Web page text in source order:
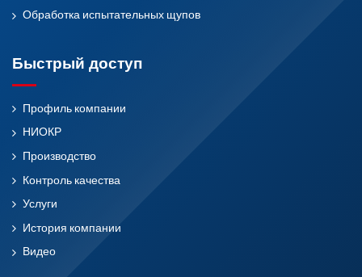
Обработка испытательных щупов
Быстрый доступ
Профиль компании
НИОКР
Производство
Контроль качества
Услуги
История компании
Видео